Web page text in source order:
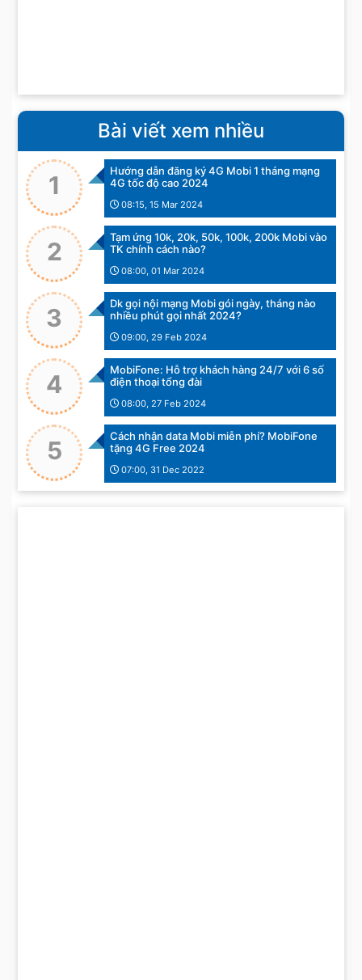
Bài viết xem nhiều
1
Hướng dẫn đăng ký 4G Mobi 1 tháng mạng
4G tốc độ cao 2024
08:15, 15 Mar 2024
2
Tạm ứng 10k, 20k, 50k, 100k, 200k Mobi vào
TK chính cách nào?
08:00, 01 Mar 2024
3
Dk gọi nội mạng Mobi gói ngày, tháng nào
nhiều phút gọi nhất 2024?
09:00, 29 Feb 2024
4
MobiFone: Hỗ trợ khách hàng 24/7 với 6 số
điện thoại tổng đài
08:00, 27 Feb 2024
5
Cách nhận data Mobi miễn phí? MobiFone
tặng 4G Free 2024
07:00, 31 Dec 2022